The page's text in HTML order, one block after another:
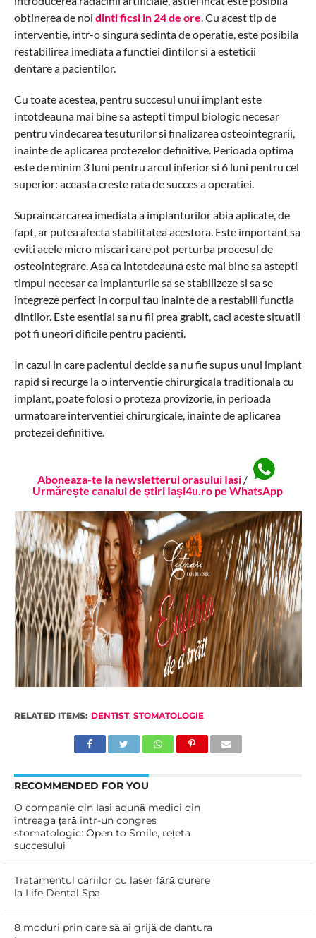
obtinerea de noi dinti ficsi in 24 de ore. Cu acest tip de
interventie, intr-o singura sedinta de operatie, este posibila
restabilirea imediata a functiei dintilor si a esteticii
dentare a pacientilor.
Cu toate acestea, pentru succesul unui implant este
intotdeauna mai bine sa astepti timpul biologic necesar
pentru vindecarea tesuturilor si finalizarea osteointegrarii,
inainte de aplicarea protezelor definitive. Perioada optima
este de minim 3 luni pentru arcul inferior si 6 luni pentru cel
superior: aceasta creste rata de succes a operatiei.
Supraincarcarea imediata a implanturilor abia aplicate, de
fapt, ar putea afecta stabilitatea acestora. Este important sa
eviti acele micro miscari care pot perturba procesul de
osteointegrare. Asa ca intotdeauna este mai bine sa astepti
timpul necesar ca implanturile sa se stabilizeze si sa se
integreze perfect in corpul tau inainte de a restabili functia
dintilor. Este esential sa nu fii prea grabit, caci aceste situatii
pot fi uneori dificile pentru pacienti.
In cazul in care pacientul decide sa nu fie supus unui implant
rapid si recurge la o interventie chirurgicala traditionala cu
implant, poate folosi o proteza provizorie, in perioada
urmatoare interventiei chirurgicale, inainte de aplicarea
protezei definitive.
Aboneaza-te la newsletterul orasului Iasi /
Urmărește canalul de știri Iași4u.ro pe WhatsApp
RELATED ITEMS: DENTIST, STOMATOLOGIE
RECOMMENDED FOR YOU
O companie din Iași adună medici din
întreaga țară într-un congres
stomatologic: Open to Smile, rețeta
succesului
Tratamentul cariilor cu laser fără durere
la Life Dental Spa
8 moduri prin care să ai grijă de dantura